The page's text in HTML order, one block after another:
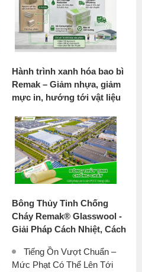
Hành trình xanh hóa bao bì
Remak – Giảm nhựa, giảm
mực in, hướng tới vật liệu
Bông Thủy Tinh Chống
Cháy Remak® Glasswool -
Giải Pháp Cách Nhiệt, Cách
Công Nghiệp
Tiếng Ồn Vượt Chuẩn –
Mức Phạt Có Thể Lên Tới